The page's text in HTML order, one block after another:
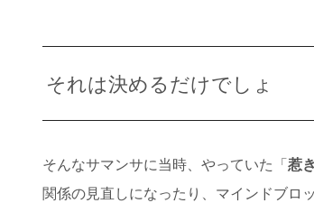
それは決めるだけでしょ
そんなサマンサに当時、やっていた「 惹
関係の見直しになったり、マインドブロ